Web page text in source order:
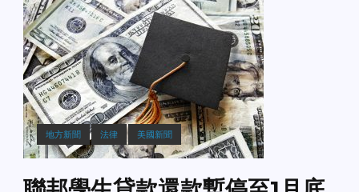
地方新聞 法律 美國新聞